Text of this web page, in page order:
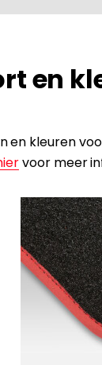
en
en
kleuren
voor meer